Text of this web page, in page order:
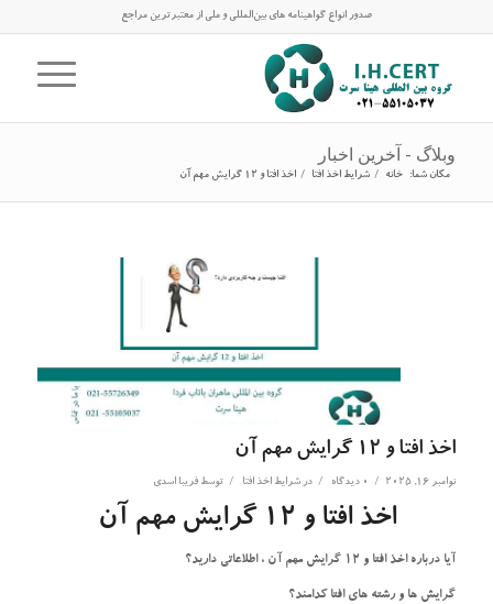
صدور انواع گواهینامه های بین‌المللی و ملی از معتبرترین مراجع
وبلاگ - آخرین اخبار
مکان شما: خانه / شرایط اخذ افتا / اخذ افتا و 12 گرایش مهم آن
اخذ افتا و 12 گرایش مهم آن
نوامبر 16, 2025 / 0 دیدگاه / در شرایط اخذ افتا / توسط فریبا اسدی
اخذافتا و 12 گرایش مهم آن
آیا درباره اخذ افتا و 12 گرایش مهم آن ، اطلاعاتی دارید؟
گرایش ها و رشته های افتا کدامند؟